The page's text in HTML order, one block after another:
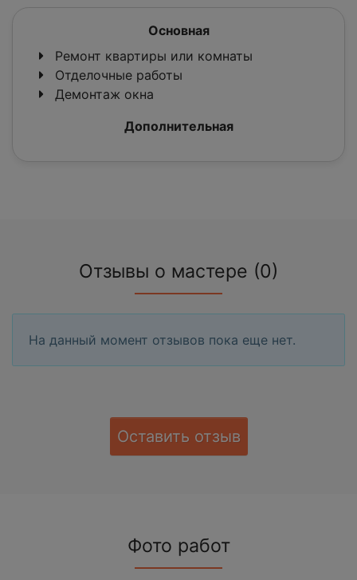
Основная
Ремонт квартиры или комнаты
Отделочные работы
Демонтаж окна
Дополнительная
Отзывы о мастере (0)
На данный момент отзывов пока еще нет.
Оставить отзыв
Фото работ